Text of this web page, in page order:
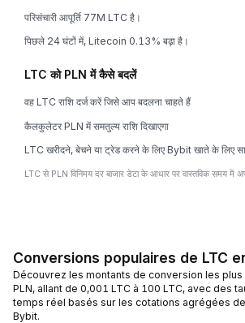
परिसंचारी आपूर्ति 77M LTC है।
पिछले 24 घंटों में, Litecoin 0.13% बढ़ा है।
LTC को PLN में कैसे बदलें
वह LTC राशि दर्ज करें जिसे आप बदलना चाहते हैं
कैलकुलेटर PLN में समतुल्य राशि दिखाएगा
LTC खरीदने, बेचने या ट्रेड करने के लिए Bybit खाते के लिए
LTC से PLN विनिमय दर बाजार डेटा के आधार पर वास्तविक समय में
Conversions populaires de LTC
Découvrez les montants de conversion les
PLN, allant de 0,001 LTC à 100 LTC, avec des
temps réel basés sur les cotations agrégées
Bybit.